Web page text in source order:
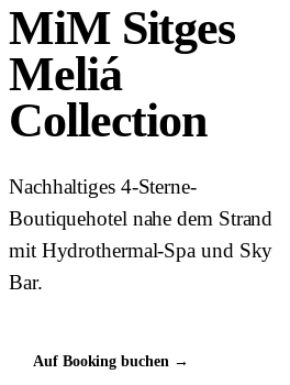
MiM Sitges
Meliá
Collection
Nachhaltiges 4-Sterne-
Boutiquehotel nahe dem Strand
mit Hydrothermal-Spa und Sky
Bar.
Auf Booking buchen→